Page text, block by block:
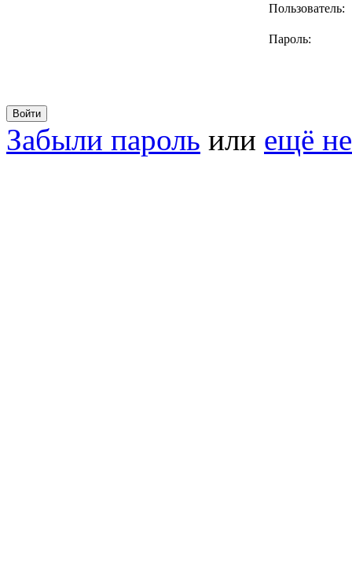
Пользователь:
Пароль:
Забыли пароль или ещё